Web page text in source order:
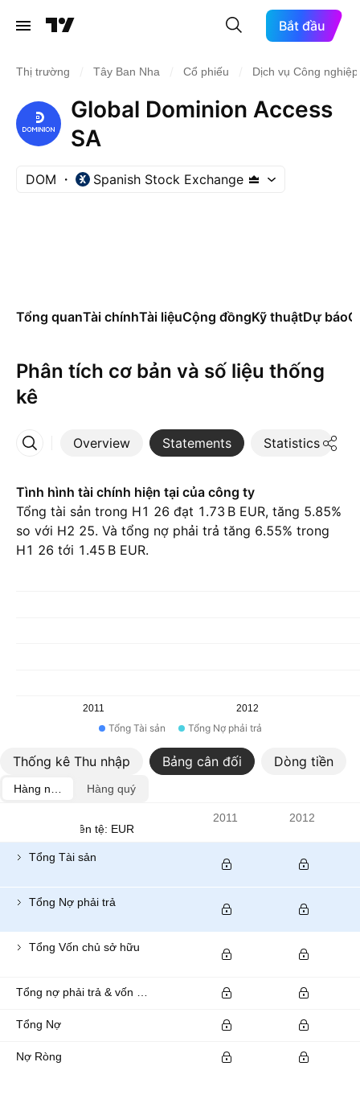
Bắt đầu
Thị trường Tây Ban Nha Cổ phiếu Dịch vụ Công nghiệp
Global Dominion Access
SA
DOM Spanish Stock Exchange
Tổng quanTài chínhTài liệuCộng đồngKỹ thuậtDự báo
Phân tích cơ bản và số liệu thống
kê
Overview Statements Statistics
More
Tình hình tài chính hiện tại của công ty
Tổng tài sản trong H1 26 đạt ‪1.73 B‬ EUR, tăng 5.85%
so với H2 25. Và tổng nợ phải trả tăng 6.55% trong
H1 26 tới ‪1.45 B‬ EUR.
2011 2012
Tổng Tài sản Tổng Nợ phải trả
Thống kê Thu nhập Bảng cân đối Dòng tiền
Hàng năm Hàng quý
Đơn vị tiền tệ: EUR
2011 2012
Tổng Tài sản
Tổng Nợ phải trả
Tổng Vốn chủ sở hữu
Tổng Nợ
Nợ Ròng